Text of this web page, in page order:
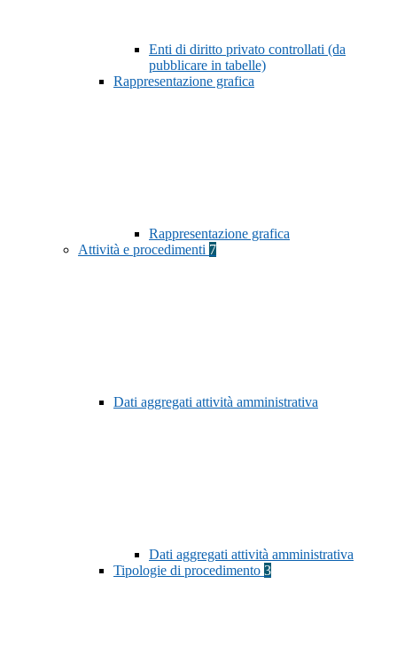
Enti di diritto privato controllati (da
pubblicare in tabelle)
Rappresentazione grafica
Rappresentazione grafica
Attività e procedimenti 7
Dati aggregati attività amministrativa
Dati aggregati attività amministrativa
Tipologie di procedimento 3